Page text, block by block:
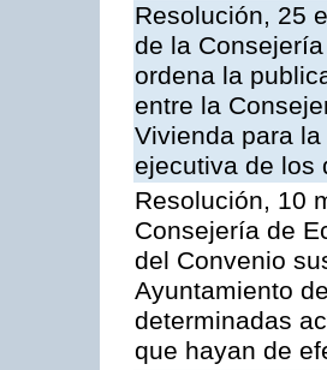
Resolución, 25
de la
ordena la
entre la
Vivienda para
ejecutiva de los
Resolución, 10
Consejería de
del Convenio
Ayuntamiento
determinadas
que hayan de